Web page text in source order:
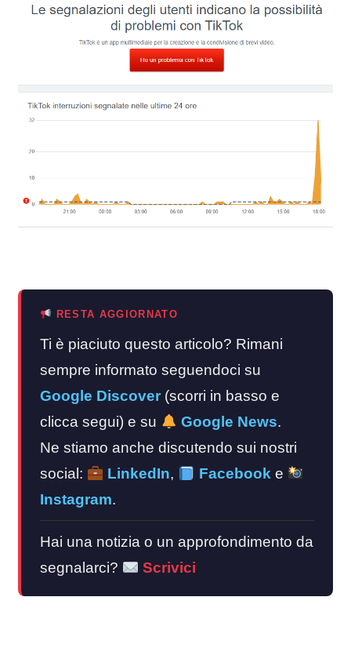
RESTA AGGIORNATO
Ti è piaciuto questo articolo? Rimani
sempre informato seguendoci su
Google Discover (scorri in basso e
clicca segui) e su
Google News.
Ne stiamo anche discutendo sui nostri
social:
LinkedIn, Facebooke
Instagram.
Hai una notizia o un approfondimento da
segnalarci?
Scrivici